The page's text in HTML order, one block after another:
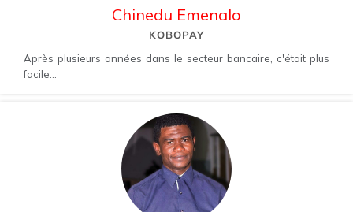
Chinedu Emenalo
KOBOPAY
Après plusieurs années dans le secteur bancaire, c'était plus
facile...